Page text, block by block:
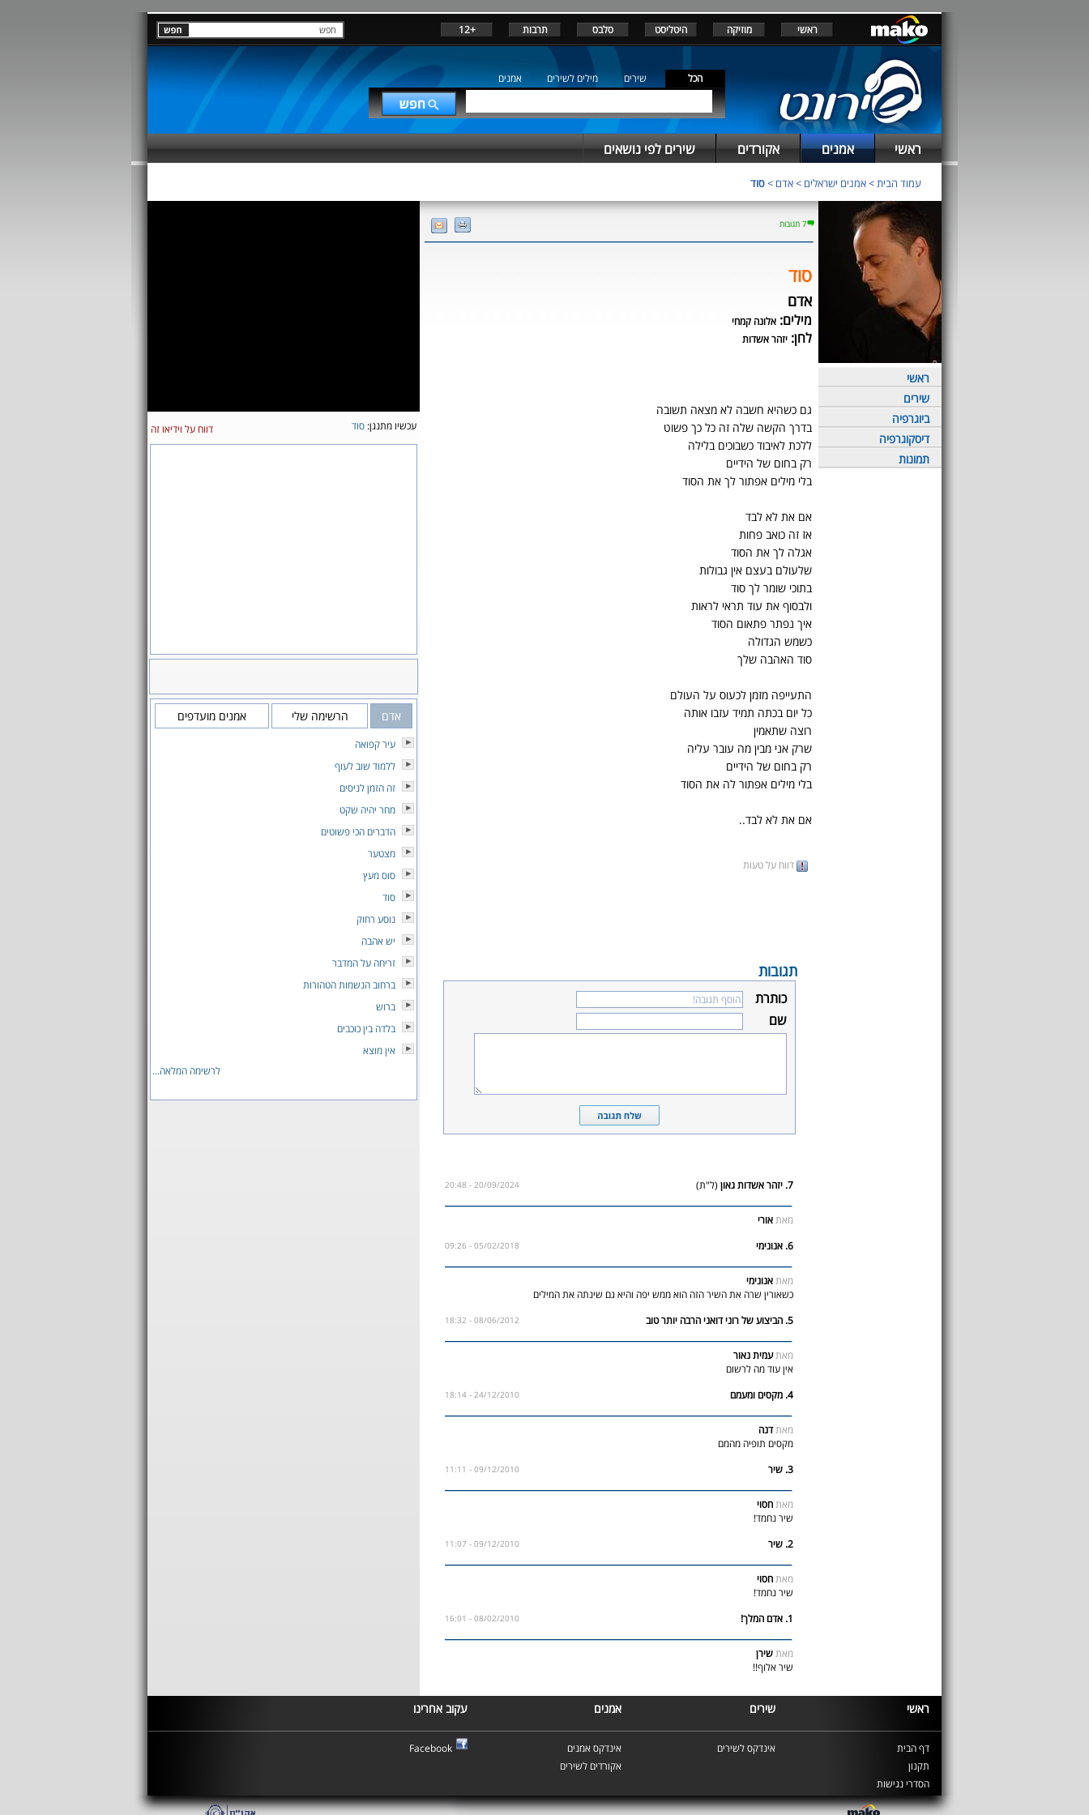
ראשי מוזיקה היטליסט סלבס תרבות +12
הכל שירים מילים לשירים אמנים
ראשי אמנים אקורדים שירים לפי נושאים
עמוד הבית>אמנים ישראלים >אדם >סוד
ראשי
שירים
ביוגרפיה
דיסקוגרפיה
תמונות
7 תגובות
סוד
אדם
מילים: אלונה קמחי
לחן: יזהר אשדות
גם כשהיא חשבה לא מצאה תשובה
בדרך הקשה שלה זה כל כך פשוט
ללכת לאיבוד כשבוכים בלילה
רק בחום של הידיים
בלי מילים אפתור לך את הסוד
אם את לא לבד
אז זה כואב פחות
אגלה לך את הסוד
שלעולם בעצם אין גבולות
בתוכי שומר לך סוד
ולבסוף את עוד תראי לראות
איך נפתר פתאום הסוד
כשמש הגדולה
סוד האהבה שלך
התעייפה מזמן לכעוס על העולם
כל יום בכתה תמיד עזבו אותה
רוצה שתאמין
שרק אני מבין מה עובר עליה
רק בחום של הידיים
בלי מילים אפתור לה את הסוד
אם את לא לבד..
דווח על טעות
תגובות
כותרת
שם
7. יזהר אשדות גאון (ל"ת) 20/09/2024 - 20:48
מאתאורי
6. אנונימי
05/02/2018 - 09:26
מאתאנונימי
כשאורין שרה את השיר הזה הוא ממש יפה והיא גם שינתה את המילים
5. הביצוע של רוני דואני הרבה יותר טוב
08/06/2012 - 18:32
מאתעמית נאור
אין עוד מה לרשום
4. מקסים ומעמם
24/12/2010 - 18:14
מאתדנה
מקסים תופיה מהמם
3. שיר
09/12/2010 - 11:11
מאתחסוי
שיר נחמד!
2. שיר
09/12/2010 - 11:07
מאתחסוי
שיר נחמד!
1. אדם המלך!
08/02/2010 - 16:01
מאתשירן
שיר אלוף!!
עכשיו מתנגן: סוד דווח על וידיאו זה
אדם הרשימה שלי אמנים מועדפים
עיר קפואה
ללמוד שוב לעוף
זה הזמן לניסים
מחר יהיה שקט
הדברים הכי פשוטים
מצטער
סוס מעץ
סוד
נוסע רחוק
יש אהבה
זריחה על המדבר
ברחוב הנשמות הטהורות
ברוש
בלדה בין כוכבים
אין מוצא
לרשימה המלאה...
ראשי שירים אמנים עקוב אחרינו
דף הבית
תקנון
הסדרי נגישות
אינדקס לשירים
אינדקס אמנים
אקורדים לשירים
Facebook